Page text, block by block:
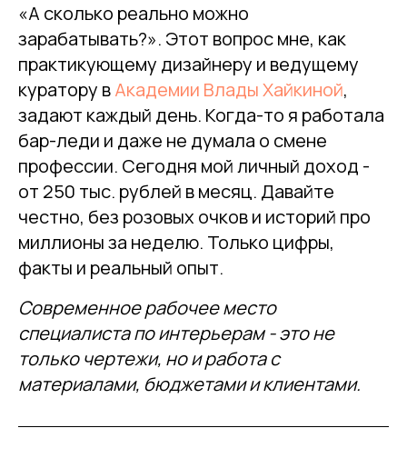
«А сколько реально можно
зарабатывать?». Этот вопрос мне, как
практикующему дизайнеру и ведущему
куратору вАкадемии Влады Хайкиной,
задают каждый день. Когда-то я работала
бар-леди и даже не думала о смене
профессии. Сегодня мой личный доход -
от 250 тыс. рублей в месяц. Давайте
честно, без розовых очков и историй про
миллионы за неделю. Только цифры,
факты и реальный опыт.
Современное рабочее место
специалиста по интерьерам - это не
только чертежи, но и работа с
материалами, бюджетами и клиентами.